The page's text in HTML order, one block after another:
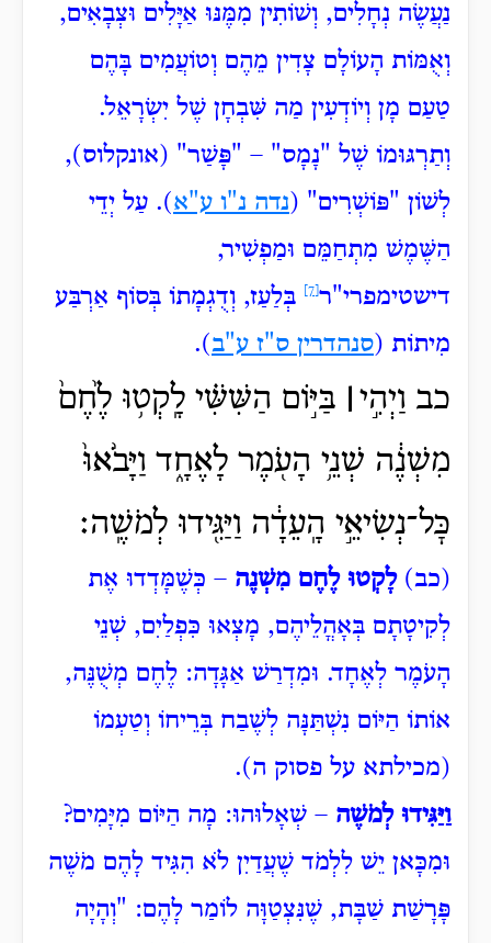
נַעֲשֶׂה נְחָלִים, וְשׁוֹתִין מִמֶּנּוּ אַיָּלִים וּצְבָאִים,
וְאֻמּוֹת הָעוֹלָם צָדִין מֵהֶם וְטוֹעֲמִים בָּהֶם
טַעַם מָן וְיוֹדְעִין מַה שִּׁבְחָן שֶׁל יִשְׂרָאֵל.
וְתַרְגּוּמוֹ שֶׁל "נָמָס" – "פָּשַׁר" (אונקלוס),
לְשׁוֹן "פּוֹשְׁרִים" (נדה נ"ו ע"א). עַל יְדֵי
הַשֶּׁמֶשׁ מִתְחַמֵּם וּמַפְשִׁיר,
דישטימפרי"ר
בְּלַעַז, וְדֻגְמָתוֹ בְּסוֹף אַרְבַּע
מִיתוֹת (סנהדרין ס"ז ע"ב).
כב וַיְהִ֣י
בַּיּ֣וֹם הַשִּׁשִּׁ֗י לָֽקְט֥וּ לֶ֙חֶם֙
מִשְׁנֶ֔ה שְׁנֵ֥י הָעֹ֖מֶר לָאֶחָ֑ד וַיָּבֹ֙אוּ֙
כׇּל־נְשִׂיאֵ֣י הָֽעֵדָ֔ה וַיַּגִּ֖ידוּ לְמֹשֶֽׁה׃
(כב)לָקְטוּ לֶחֶם מִשְׁנֶה – כְּשֶׁמָּדְדוּ אֶת
לְקִיטָתָם בְּאָהֳלֵיהֶם, מָצְאוּ כִּפְלַיִם, שְׁנֵי
הָעֹמֶר לְאֶחָד. וּמִדְרַשׁ אַגָּדָה: לֶחֶם מְשֻׁנֶּה,
אוֹתוֹ הַיּוֹם נִשְׁתַּנָּה לְשֶׁבַח בְּרֵיחוֹ וְטַעְמוֹ
(מכילתא על פסוק ה).
וַיַּגִּידוּ לְמֹשֶׁה – שְׁאָלוּהוּ: מָה הַיּוֹם מִיָּמִים?
וּמִכָּאן יֵשׁ לִלְמֹד שֶׁעֲדַיִן לֹא הִגִּיד לָהֶם מֹשֶׁה
פָּרָשַׁת שַׁבָּת, שֶׁנִּצְטַוָּה לוֹמַר לָהֶם: "וְהָיָה